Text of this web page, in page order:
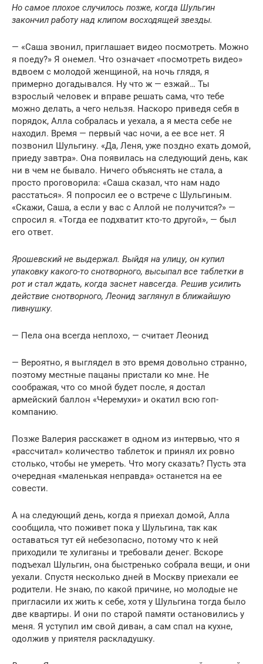
Но самое плохое случилось позже, когда Шульгин
закончил работу над клипом восходящей звезды.
— «Саша звонил, приглашает видео посмотреть. Можно
я поеду?» Я онемел. Что означает «посмотреть видео»
вдвоем с молодой женщиной, на ночь глядя, я
примерно догадывался. Ну что ж — езжай… Ты
взрослый человек и вправе решать сама, что тебе
можно делать, а чего нельзя. Наскоро приведя себя в
порядок, Алла собралась и уехала, а я места себе не
находил. Время — первый час ночи, а ее все нет. Я
позвонил Шульгину. «Да, Леня, уже поздно ехать домой,
приеду завтра». Она появилась на следующий день, как
ни в чем не бывало. Ничего объяснять не стала, а
просто проговорила: «Саша сказал, что нам надо
расстаться». Я попросил ее о встрече с Шульгиным.
«Скажи, Саша, а если у вас с Аллой не получится?» —
спросил я. «Тогда ее подхватит кто-то другой», — был
его ответ.
Ярошевский не выдержал. Выйдя на улицу, он купил
упаковку какого-то снотворного, высыпал все таблетки в
рот и стал ждать, когда заснет навсегда. Решив усилить
действие снотворного, Леонид заглянул в ближайшую
пивнушку.
— Пела она всегда неплохо, — считает Леонид
— Вероятно, я выглядел в это время довольно странно,
поэтому местные пацаны пристали ко мне. Не
соображая, что со мной будет после, я достал
армейский баллон «Черемухи» и окатил всю гоп-
компанию.
Позже Валерия расскажет в одном из интервью, что я
«рассчитал» количество таблеток и принял их ровно
столько, чтобы не умереть. Что могу сказать? Пусть эта
очередная «маленькая неправда» останется на ее
совести.
А на следующий день, когда я приехал домой, Алла
сообщила, что поживет пока у Шульгина, так как
оставаться тут ей небезопасно, потому что к ней
приходили те хулиганы и требовали денег. Вскоре
подъехал Шульгин, она быстренько собрала вещи, и они
уехали. Спустя несколько дней в Москву приехали ее
родители. Не знаю, по какой причине, но молодые не
пригласили их жить к себе, хотя у Шульгина тогда было
две квартиры. И они по старой памяти остановились у
меня. Я уступил им свой диван, а сам спал на кухне,
одолжив у приятеля раскладушку.